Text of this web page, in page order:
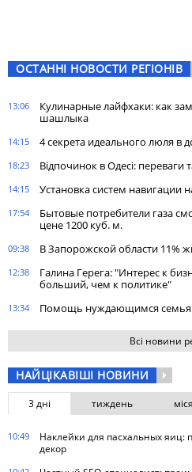
ОСТАННІ НОВОСТИ РЕГІОНІВ
13:06
Кулинарные лайфхаки: как
шашлыка
14:15 4 секрета идеального люля в
18:23 Відпочинок в Одесі: переваги
14:15 Установка систем навигации
17:54
Бытовые потребители газа
цене 1200 куб. м.
09:38 В Запорожской области 11%
12:38
Галина Герега: "Интерес к
больший, чем к политике"
13:34 Помощь нуждающимся
Всі новини
НАЙЦІКАВІШІ НОВИНИ
3 дні тиждень
10:49
Наклейки для пасхальных яиц:
декор